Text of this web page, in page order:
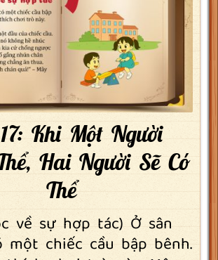
Khi Một Người
Hai Người Sẽ Có
Thể
về sự hợp tác) Ở sân
chiếc cầu bập bênh.